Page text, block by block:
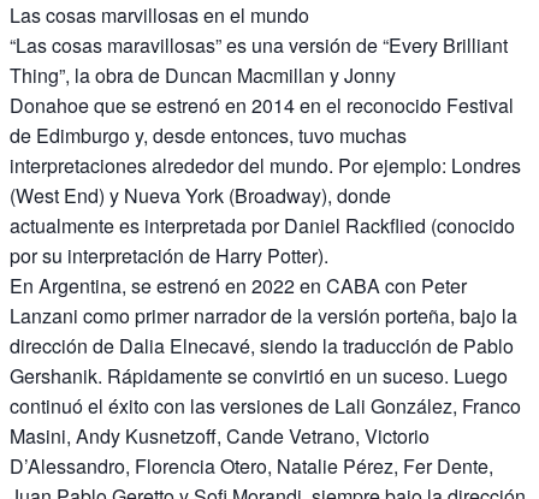
Las cosas marvillosas en el mundo
“Las cosas maravillosas” es una versión de “Every Brilliant
Thing”, la obra de Duncan Macmillan y Jonny
Donahoe que se estrenó en 2014 en el reconocido Festival
de Edimburgo y, desde entonces, tuvo muchas
interpretaciones alrededor del mundo. Por ejemplo: Londres
(West End) y Nueva York (Broadway), donde
actualmente es interpretada por Daniel Rackflied (conocido
por su interpretación de Harry Potter).
En Argentina, se estrenó en 2022 en CABA con Peter
Lanzani como primer narrador de la versión porteña, bajo la
dirección de Dalia Elnecavé, siendo la traducción de Pablo
Gershanik. Rápidamente se convirtió en un suceso. Luego
continuó el éxito con las versiones de Lali González, Franco
Masini, Andy Kusnetzoff, Cande Vetrano, Victorio
D’Alessandro, Florencia Otero, Natalie Pérez, Fer Dente,